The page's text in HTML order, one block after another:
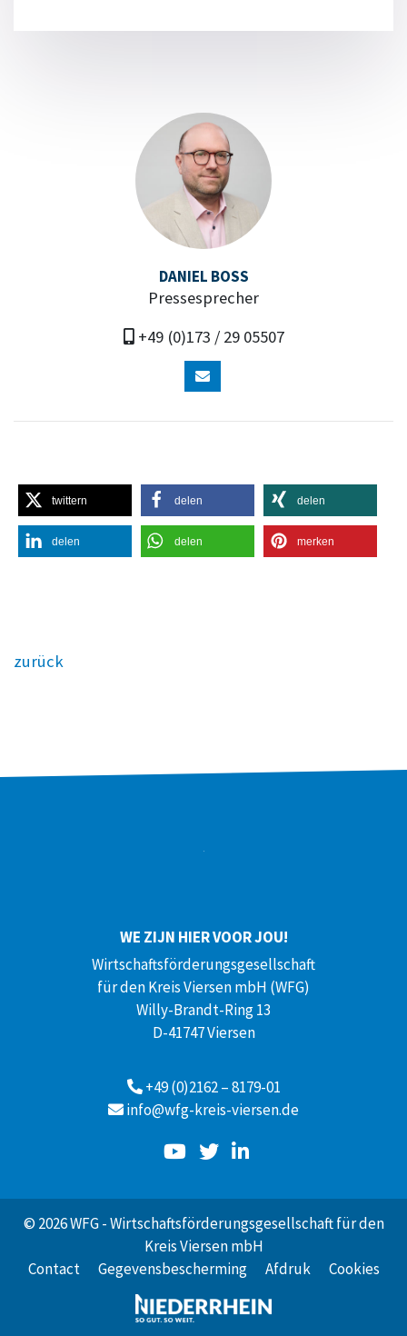
DANIEL BOSS
Pressesprecher
+49 (0)173 / 29 05507
twittern delen delen
delen delen merken
zurück
WE ZIJN HIER VOOR JOU!
Wirtschaftsförderungsgesellschaft
für den Kreis Viersen mbH (WFG)
Willy-Brandt-Ring 13
D-41747 Viersen
+49 (0)2162 – 8179-01
info@wfg-kreis-viersen.de
© 2026 WFG - Wirtschaftsförderungsgesellschaft für den
Kreis Viersen mbH
Contact
Gegevensbescherming Afdruk Cookies